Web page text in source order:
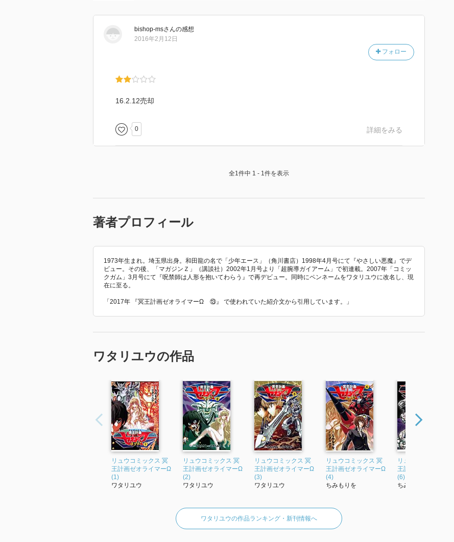
bishop-msさんの感想
フォロー
2016年2月12日
16.2.12売却
0 詳細をみる
全1件中 1 - 1件を表示
著者プロフィール
1973年生まれ。埼玉県出身。和田龍の名で「少年エース」（角川書店）1998年4月号にて『やさしい悪魔』でデ
ビュー。その後、「マガジンＺ」（講談社）2002年1月号より「超腕導ガイアーム」で初連載。2007年「コミッ
クガム」3月号にて『呪禁師は人形を抱いてわらう』で再デビュー。同時にペンネームをワタリユウに改名し、現
在に至る。
「2017年 『冥王計画ゼオライマーΩ ⑬』 で使われていた紹介文から引用しています。」
ワタリユウの作品
リュウコミックス 冥
王計画ゼオライマーΩ
(1)
ワタリユウ
リュウコミックス 冥
王計画ゼオライマーΩ
(2)
ワタリユウ
リュウコミックス 冥
王計画ゼオライマーΩ
(3)
ワタリユウ
リュウコミックス 冥
王計画ゼオライマーΩ
(4)
ちみもりを
リュウコミックス 冥
王計画ゼオライマーΩ
(6)
ちみもりを
ワタリユウの作品ランキング・新刊情報へ